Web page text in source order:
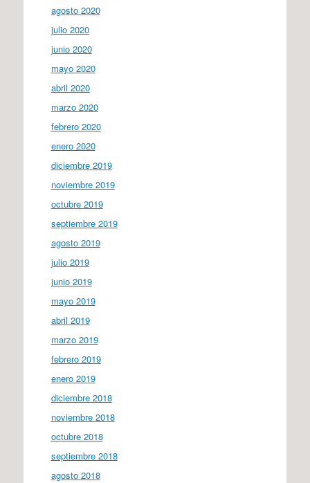
agosto 2020
julio 2020
junio 2020
mayo 2020
abril 2020
marzo 2020
febrero 2020
enero 2020
diciembre 2019
noviembre 2019
octubre 2019
septiembre 2019
agosto 2019
julio 2019
junio 2019
mayo 2019
abril 2019
marzo 2019
febrero 2019
enero 2019
diciembre 2018
noviembre 2018
octubre 2018
septiembre 2018
agosto 2018